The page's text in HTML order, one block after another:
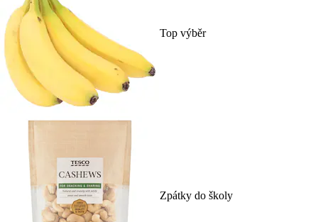
Top výběr
Zpátky do školy